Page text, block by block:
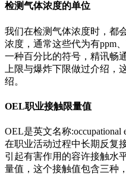
检测气体浓度的单位
我们在检测气体浓度时，都
浓度，通常这些代为有ppm
一种百分比的符号，精讯畅
上限与爆炸下限做过介绍，
绍。
OEL职业接触限量值
OEL是英文名称:occupational
在职业活动过程中长期反复
引起有害作用的容许接触水
量值，这个接触值包含三种